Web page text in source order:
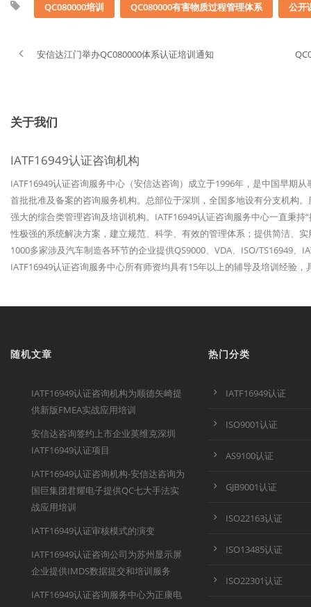
QC080000培训 QC080000有害物质过程管理体系 公开
安信达江门举办QC080000体系认证培训通知
关于我们
IATF16949认证咨询机构
IATF16949认证咨询服务中心（安信达咨询）成立于1996年，是中国早期
首批批准及备案的咨询服务机构。总部位于深圳，全国多地设有分支机构
强大的综合类管理咨询及培训机构。IATF16949认证咨询服务中心一直秉
性极强的系统解决方案，建立规范、科学、有效的管理体系；提供简洁、
1000多家涉及汽车制造各环节的企业提供QS9000、VDA、ISO/TS16949
IATF16949认证咨询服务中心所有师资均具有15年以上的辅导及培训经验
随机文章
IATF16949认证咨询机构为顺德矢崎提
供新版FMEA实战应用培训
安信达咨询签约上市企业英维克深圳
IATF16949认证项目
IATF16949认证咨询机构-安信达咨询为
国巨集团君耀电子提供QC七大手法实
战应用培训
IATF16949认证审核模式的演变
IATF16949认证咨询公司为苏州显示屏
企业提供IMDS数据提交和培训服务
IATF16949认证咨询服务中心为正康电
热门分类
IATF16949认证
ISO9001认证
AS9100认证
GJB9001认证
ISO22163认证
ISO13485认证
ISO22301认证